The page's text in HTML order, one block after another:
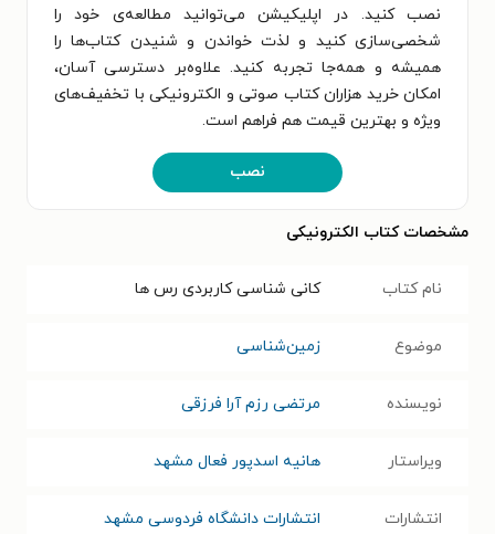
نصب کنید. در اپلیکیشن می‌توانید مطالعه‌ی خود را
شخصی‌سازی کنید و لذت خواندن و شنیدن کتاب‌ها را
همیشه و همه‌جا تجربه کنید. علاوه‌بر دسترسی آسان،
امکان خرید هزاران کتاب صوتی و الکترونیکی با تخفیف‌های
ویژه و بهترین قیمت هم فراهم است.
نصب
مشخصات کتاب الکترونیکی
نام کتاب کانی شناسی کاربردی رس ها
موضوع زمین‌شناسی
نویسنده مرتضی رزم آرا فرزقی
ویراستار هانیه اسدپور فعال مشهد
انتشارات انتشارات دانشگاه فردوسی مشهد